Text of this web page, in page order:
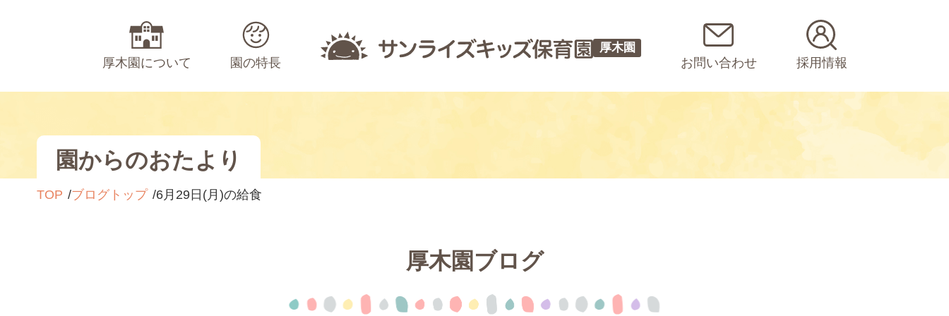
厚木園について 園の特長
厚木園
お問い合わせ 採用情報
園からのおたより
TOP ブログトップ 6月29日(月)の給食
厚木園ブログ